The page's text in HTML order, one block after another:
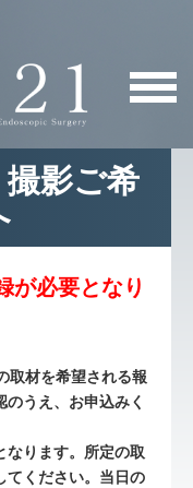
影ご希
が必要となり
取材を希望される報
うえ、お申込みく
なります。所定の取
てください。当日の